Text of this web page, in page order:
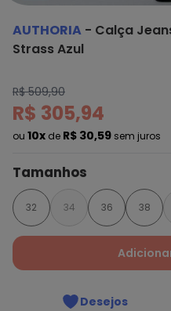
AUTHORIA - Calça
Strass Azul
R$ 509,90
R$ 305,94
ou 10x de R$ 30,59 sem juros
Tamanhos
32 34 36 38
Desejos